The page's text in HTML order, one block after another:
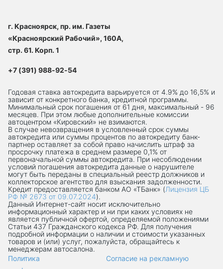
г. Красноярск, пр. им. Газеты
«Красноярский Рабочий», 160А,
стр. 61. Корп. 1
+7 (391) 988-92-54
Годовая ставка автокредита варьируется от 4.9% до 16,5% и
зависит от конкретного банка, кредитной программы.
Минимальный срок погашения от 61 дня, максимальный - 96
месяцев. При этом любые дополнительные комиссии
автоцентром «Кировский» не взимаются.
В случае невозвращения в условленный срок суммы
автокредита или суммы процентов по автокредиту банк-
партнер оставляет за собой право начислить штраф за
просрочку платежа в среднем размере 0,1% от
первоначальной суммы автокредита. При несоблюдении
условий погашения автокредита данные о нарушителе
могут быть переданы в специальный реестр должников и
коллекторское агентство для взыскания задолженности.
Кредит предоставляется банком АО «ТБанк» (Лицензия ЦБ
РФ № 2673 от 09.07.2024).
Данный Интернет-сaйт носит исключительно
информационный характер и ни при каких условиях не
является публичной офертой, определяемой положениями
Статьи 437 Гражданского кодекса РФ. Для получения
подробной информации о наличии и стоимости указанных
товаров и (или) услуг, пожалуйста, обращайтесь к
менеджерам автосалона.
Политика
Согласие на рекламную